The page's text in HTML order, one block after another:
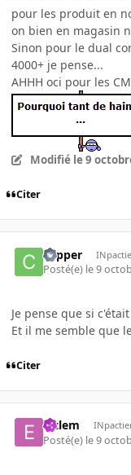
pour les produit en
on bien en magasin
Sinon pour le dual
4000+ je pense...
AHHH oci pour les
Modifié le 9
Citer
copper
Posté(e) le 9
Je pense que si
Et il me semble que
Citer
elclem
Posté(e) le 9